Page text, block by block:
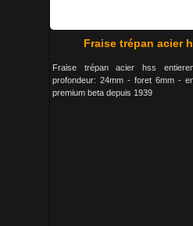
Fraise trépan acier
Fraise trépan acier hss
profondeur: 24mm - foret 6mm -
premium beta depuis 1939